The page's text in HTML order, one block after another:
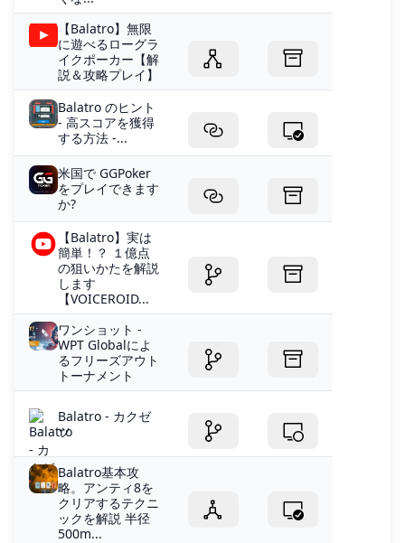
【Balatro】無限
に遊べるローグラ
イクポーカー【解
説＆攻略プレイ】
Balatro のヒント
- 高スコアを獲得
する方法 -...
米国で GGPoker
をプレイできます
か?
【Balatro】実は
簡単！？ １億点
の狙いかたを解説
します
【VOICEROID...
ワンショット -
WPT Globalによ
るフリーズアウト
トーナメント
Balatro - カクゼ
ツ
Balatro基本攻
略。アンティ8を
クリアするテクニ
ックを解説 半径
500m...